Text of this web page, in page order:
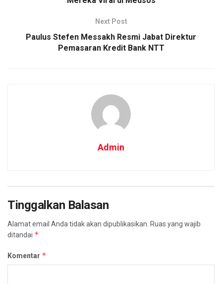
Next Post
Paulus Stefen Messakh Resmi Jabat Direktur
Pemasaran Kredit Bank NTT
Admin
Tinggalkan Balasan
Alamat email Anda tidak akan dipublikasikan. Ruas yang wajib
ditandai *
Komentar *